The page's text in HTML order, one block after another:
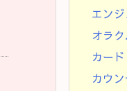
エン
オラ
カー
カウ